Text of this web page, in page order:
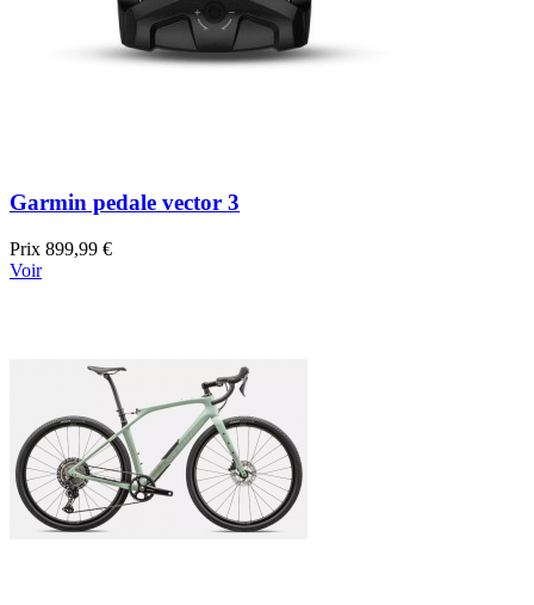
Garmin pedale vector 3
Prix 899,99 €
Voir